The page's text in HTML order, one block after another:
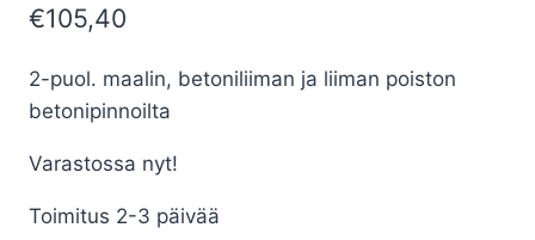
€105,40
2-puol. maalin, betoniliiman ja liiman poiston
betonipinnoilta
Varastossa nyt!
Toimitus 2-3 päivää